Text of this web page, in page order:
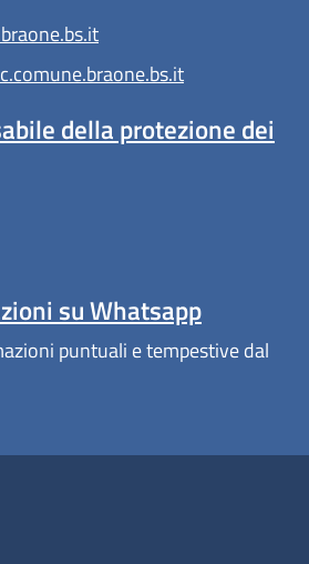
della protezione dei
su Whatsapp
puntuali e tempestive dal